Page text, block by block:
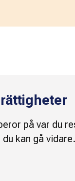
på var du
kan gå vidare.